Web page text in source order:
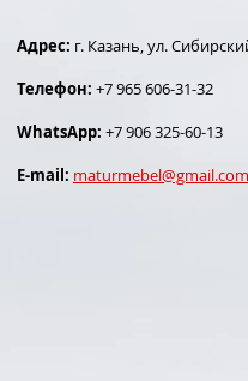
Адрес: г. Казань, ул.
Телефон: +7 965 606-31-32
WhatsApp: +7 906 325-60-13
E-mail: maturmebel@gmail.com